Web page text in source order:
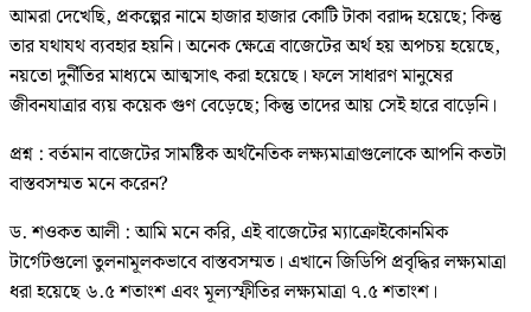
আমরা দেখেছি, প্রকল্পের নামে হাজার হাজার কোটি টাকা বরাদ্দ হয়েছে; কিন্তু
তার যথাযথ ব্যবহার হয়নি। অনেক ক্ষেত্রে বাজেটের অর্থ হয় অপচয় হয়েছে,
নয়তো দুর্নীতির মাধ্যমে আত্মসাৎ করা হয়েছে। ফলে সাধারণ মানুষের
জীবনযাত্রার ব্যয় কয়েক গুণ বেড়েছে; কিন্তু তাদের আয় সেই হারে বাড়েনি।
প্রশ্ন : বর্তমান বাজেটের সামষ্টিক অর্থনৈতিক লক্ষ্যমাত্রাগুলোকে আপনি কতটা
বাস্তবসম্মত মনে করেন?
ড. শওকত আলী : আমি মনে করি, এই বাজেটের ম্যাক্রোইকোনমিক
টার্গেটগুলো তুলনামূলকভাবে বাস্তবসম্মত। এখানে জিডিপি প্রবৃদ্ধির লক্ষ্যমাত্রা
ধরা হয়েছে ৬.৫ শতাংশ এবং মূল্যস্ফীতির লক্ষ্যমাত্রা ৭.৫ শতাংশ।